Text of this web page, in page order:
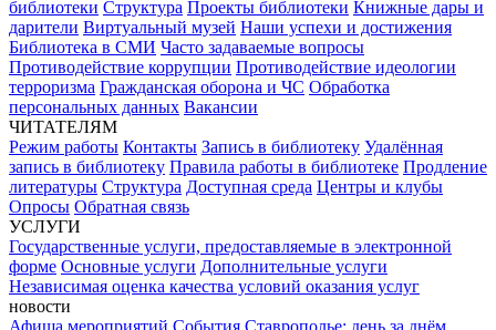
библиотеки Структура Проекты библиотеки Книжные дары и
дарители Виртуальный музей Наши успехи и достижения
Библиотека в СМИ Часто задаваемые вопросы
Противодействие коррупции Противодействие идеологии
терроризма Гражданская оборона и ЧС Обработка
персональных данных Вакансии
ЧИТАТЕЛЯМ
Режим работы Контакты Запись в библиотеку Удалённая
запись в библиотеку Правила работы в библиотеке Продление
литературы Структура Доступная среда Центры и клубы
Опросы Обратная связь
УСЛУГИ
Государственные услуги, предоставляемые в электронной
форме Основные услуги Дополнительные услуги
Независимая оценка качества условий оказания услуг
новости
Афиша мероприятий События Ставрополье: день за днём